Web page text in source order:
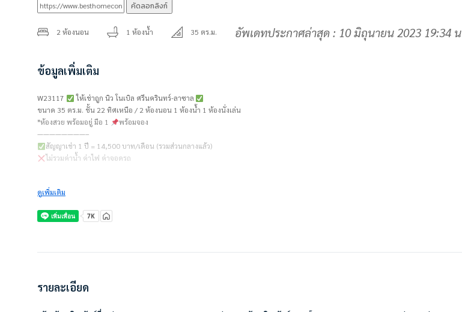
คัดลอกลิงก์
2 ห้องนอน 1 ห้องน้ำ 35 ตร.ม. อัพเดทประกาศล่าสุด : 10 มิถุนายน 2023 19:34 น
ข้อมูลเพิ่มเติม
W23117
ให้เช่าถูก นิว โนเบิล ศรีนครินทร์-ลาซาล
ขนาด 35 ตร.ม. ชั้น 22 ทิศเหนือ / 2 ห้องนอน 1 ห้องน้ำ 1 ห้องนั่งเล่น
*ห้องสวย พร้อมอยู่ มือ 1
พร้อมจอง
————————–
สัญญาเช่า 1 ปี = 14,500 บาท/เดือน (รวมส่วนกลางแล้ว)
ไม่รวมค่าน้ำ ค่าไฟ ค่าจอดรถ
ชำระเงินก่อนเข้าอยู่
– ค่าเช่าเดือนแรก 1 เดือน = 14,500 บาท
– ค่าประกัน 2 เดือน = 29,000 บาท
– รวมทั้งหมด 43,500 บาท
• ไมโครเวฟ
ดูเพิ่มเติม
รายละเอียด